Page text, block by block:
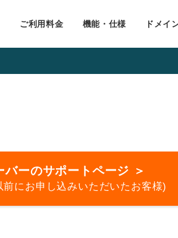
ご利用料金 機能・仕様 ドメイ
バーのサポートページ ＞
前にお申し込みいただいたお客様)